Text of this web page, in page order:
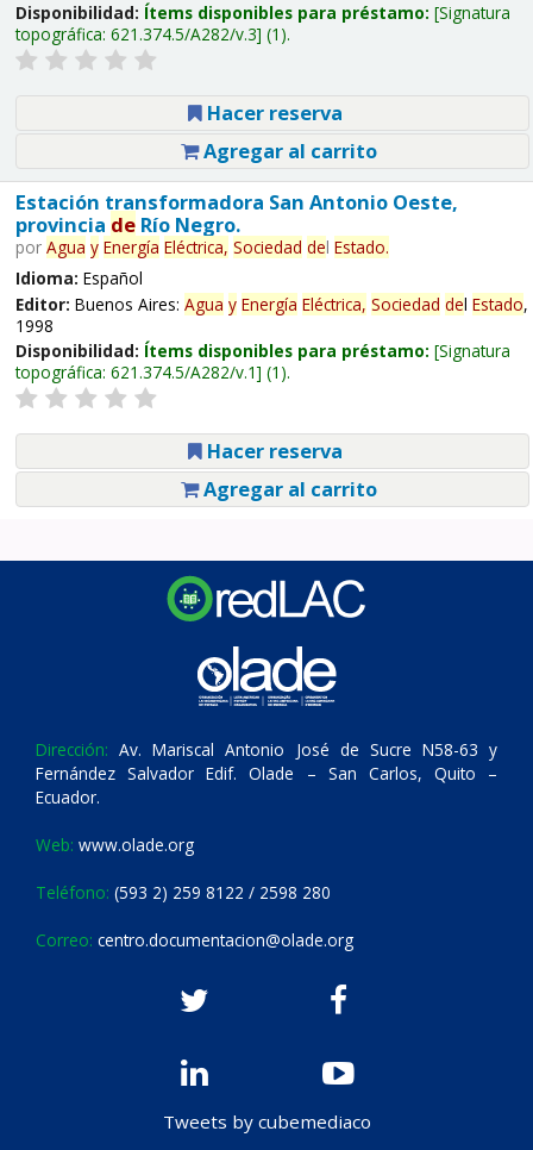
Disponibilidad: Ítems disponibles para préstamo: Signatura
topográfica: 621.374.5/A282/v.3 (1).
Hacer reserva
Agregar al carrito
Estación transformadora San Antonio Oeste,
provincia deRío Negro.
por Agua y Energía Eléctrica, Sociedad del Estado.
Idioma: Español
Editor: Buenos Aires: Agua y Energía Eléctrica, Sociedad del Estado,
1998
Disponibilidad: Ítems disponibles para préstamo: Signatura
topográfica: 621.374.5/A282/v.1 (1).
Hacer reserva
Agregar al carrito
Dirección: Av. Mariscal Antonio José de Sucre N58-63 y
Fernández Salvador Edif. Olade – San Carlos, Quito –
Ecuador.
Web: www.olade.org
Teléfono: (593 2) 259 8122 / 2598 280
Correo: centro.documentacion@olade.org
Tweets by cubemediaco